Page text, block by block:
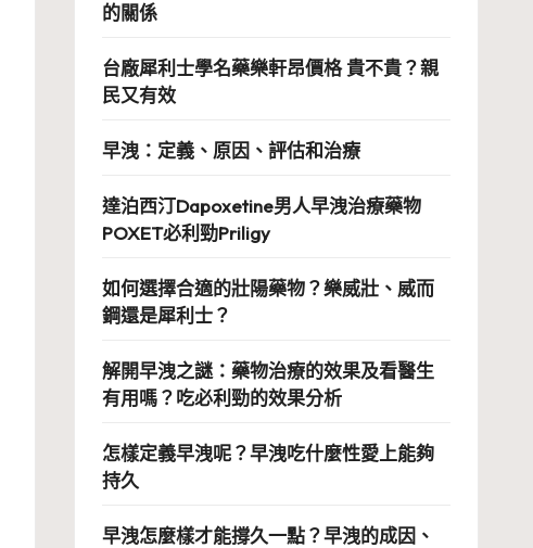
的關係
台廠犀利士學名藥樂軒昂價格 貴不貴？親
民又有效
早洩：定義、原因、評估和治療
達泊西汀Dapoxetine男人早洩治療藥物
POXET必利勁Priligy
如何選擇合適的壯陽藥物？樂威壯、威而
鋼還是犀利士？
解開早洩之謎：藥物治療的效果及看醫生
有用嗎？吃必利勁的效果分析
怎樣定義早洩呢？早洩吃什麼性愛上能夠
持久
早洩怎麼樣才能撐久一點？早洩的成因、